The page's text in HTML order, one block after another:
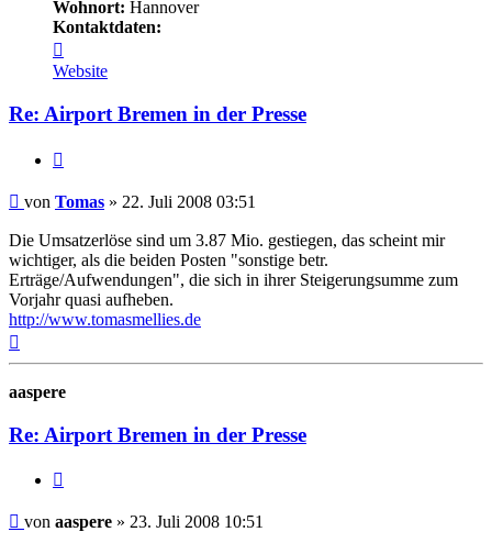
Wohnort: Hannover
Kontaktdaten:
von
Tomas
Website
Re: Airport Bremen in der Presse
Ungelesener
von Tomas » 22. Juli 2008 03:51
Die Umsatzerlöse sind um 3.87 Mio. gestiegen, das scheint mir
wichtiger, als die beiden Posten "sonstige betr.
Erträge/Aufwendungen", die sich in ihrer Steigerungsumme zum
Vorjahr quasi aufheben.
http://www.tomasmellies.de
aaspere
Re: Airport Bremen in der Presse
Ungelesener
von aaspere » 23. Juli 2008 10:51